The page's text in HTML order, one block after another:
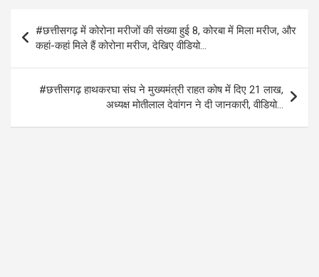
o
k
p
p
m
navigation
#छत्तीसगढ़ में कोरोना मरीजों की संख्या हुई 8, कोरबा में मिला मरीज, और
कहां-कहां मिले हैं कोरोना मरीज, देखिए वीडियो…
#छत्तीसगढ़ हाथकरघा संघ ने मुख्यमंत्री राहत कोष में दिए 21 लाख,
अध्यक्ष मोतीलाल देवांगन ने दी जानकारी, वीडियो…